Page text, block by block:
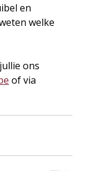
en
welke
ons
of via